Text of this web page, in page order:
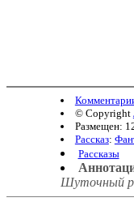
© Copyright
Размещен:
Рассказ:
Рассказы
Шуточный